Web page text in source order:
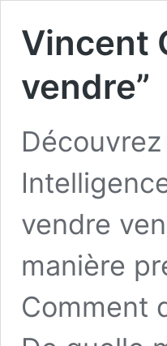
Vincent
vendre” ⁠
vendre
manière
Comment